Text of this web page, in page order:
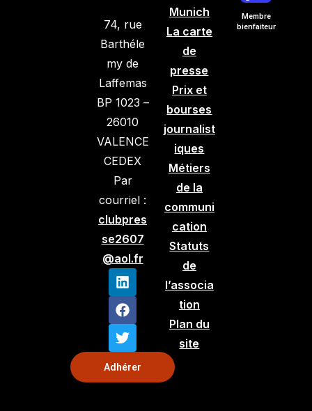
74, rue
Barthéle
my de
Laffemas
BP 1023 –
26010
VALENCE
CEDEX
Par
courriel :
clubpres
se2607
@aol.fr
Adhérer
Munich
La carte
de
presse
Prix et
bourses
journalist
iques
Métiers
de la
communi
cation
Statuts
de
l’associa
tion
Plan du
site
Membre
bienfaiteur